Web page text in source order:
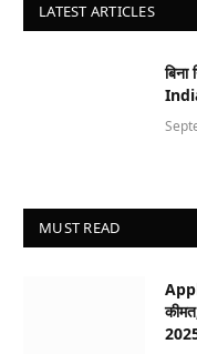
LATEST ARTICLES
MUST READ